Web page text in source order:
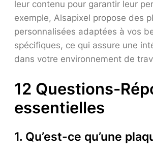
leur contenu pour garantir leur
exemple, Alsapixel propose des
personnalisées adaptées à vos
spécifiques, ce qui assure une
dans votre environnement de
12 Questions-
essentielles
1. Qu’est-ce qu’une